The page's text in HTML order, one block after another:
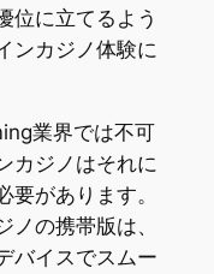
位に立てるよう
ンカジノ体験に
業界では不可
カジノはそれに
があります。
の携帯版は、
バイスでスムー